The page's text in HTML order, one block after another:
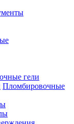
гели
Пломбировочные